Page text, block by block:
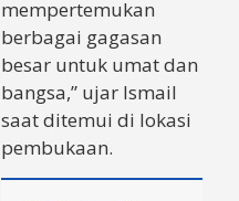
mempertemukan
berbagai gagasan
besar untuk umat dan
bangsa,” ujar Ismail
saat ditemui di lokasi
pembukaan.